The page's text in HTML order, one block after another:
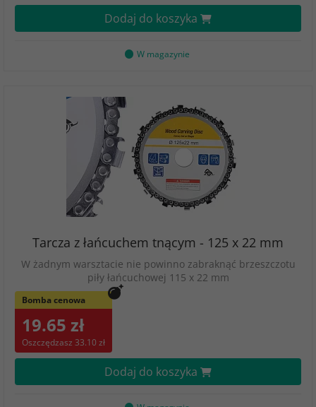
Dodaj do koszyka
W magazynie
Tarcza z łańcuchem tnącym - 125 x 22 mm
W żadnym warsztacie nie powinno zabraknąć brzeszczotu
piły łańcuchowej 115 x 22 mm
Bomba cenowa
19.65 zł
Oszczędzasz 33.10 zł
Dodaj do koszyka